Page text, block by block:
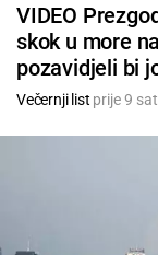
VIDEO
skok u more
pozavidjeli bi
Večernji list prije 9